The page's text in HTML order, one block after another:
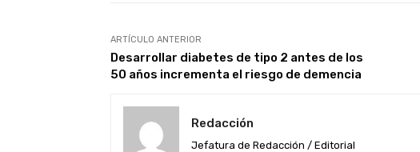
ARTÍCULO ANTERIOR
Desarrollar diabetes de tipo 2 antes de los
50 años incrementa el riesgo de demencia
Redacción
Jefatura de Redacción / Editorial